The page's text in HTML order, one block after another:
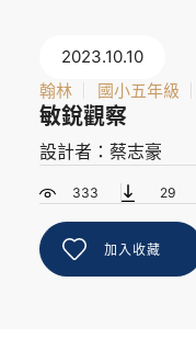
2023.10.10
翰林
國小五年級
敏銳觀察
設計者：蔡志豪
333 29
加入收藏